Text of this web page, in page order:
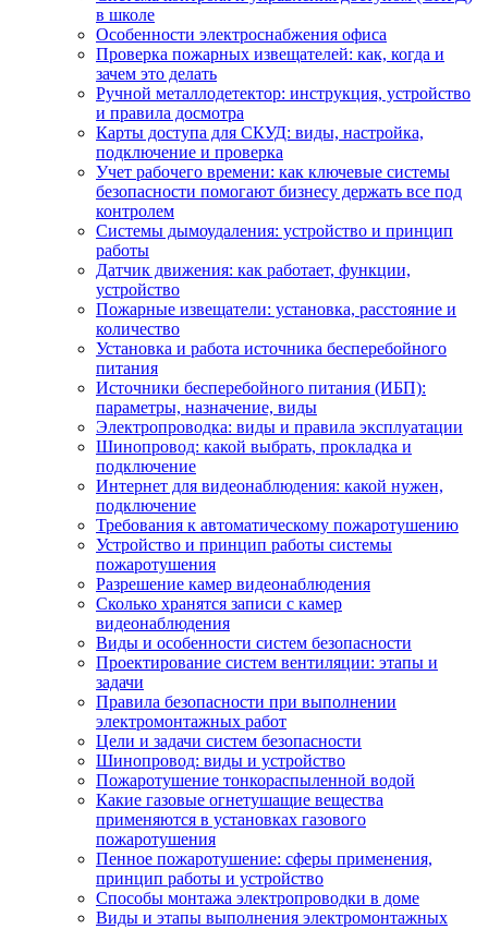
в школе
Особенности электроснабжения офиса
Проверка пожарных извещателей: как, когда и
зачем это делать
Ручной металлодетектор: инструкция, устройство
и правила досмотра
Карты доступа для СКУД: виды, настройка,
подключение и проверка
Учет рабочего времени: как ключевые системы
безопасности помогают бизнесу держать все под
контролем
Системы дымоудаления: устройство и принцип
работы
Датчик движения: как работает, функции,
устройство
Пожарные извещатели: установка, расстояние и
количество
Установка и работа источника бесперебойного
питания
Источники бесперебойного питания (ИБП):
параметры, назначение, виды
Электропроводка: виды и правила эксплуатации
Шинопровод: какой выбрать, прокладка и
подключение
Интернет для видеонаблюдения: какой нужен,
подключение
Требования к автоматическому пожаротушению
Устройство и принцип работы системы
пожаротушения
Разрешение камер видеонаблюдения
Сколько хранятся записи с камер
видеонаблюдения
Виды и особенности систем безопасности
Проектирование систем вентиляции: этапы и
задачи
Правила безопасности при выполнении
электромонтажных работ
Цели и задачи систем безопасности
Шинопровод: виды и устройство
Пожаротушение тонкораспыленной водой
Какие газовые огнетушащие вещества
применяются в установках газового
пожаротушения
Пенное пожаротушение: сферы применения,
принцип работы и устройство
Способы монтажа электропроводки в доме
Виды и этапы выполнения электромонтажных